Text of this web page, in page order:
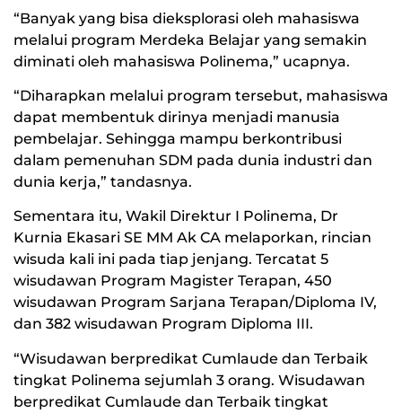
“Banyak yang bisa dieksplorasi oleh mahasiswa
melalui program Merdeka Belajar yang semakin
diminati oleh mahasiswa Polinema,” ucapnya.
“Diharapkan melalui program tersebut, mahasiswa
dapat membentuk dirinya menjadi manusia
pembelajar. Sehingga mampu berkontribusi
dalam pemenuhan SDM pada dunia industri dan
dunia kerja,” tandasnya.
Sementara itu, Wakil Direktur I Polinema, Dr
Kurnia Ekasari SE MM Ak CA melaporkan, rincian
wisuda kali ini pada tiap jenjang. Tercatat 5
wisudawan Program Magister Terapan, 450
wisudawan Program Sarjana Terapan/Diploma IV,
dan 382 wisudawan Program Diploma III.
“Wisudawan berpredikat Cumlaude dan Terbaik
tingkat Polinema sejumlah 3 orang. Wisudawan
berpredikat Cumlaude dan Terbaik tingkat